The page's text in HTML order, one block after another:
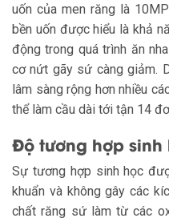
uốn của men răng là
bền uốn được hiểu là khả
động trong quá trình ăn
cơ nứt gãy sứ càng giảm.
lâm sàng rộng hơn nhiều
thể làm cầu dài tới tận 14
Độ tương hợp
Sự tương hợp sinh học
khuẩn và không gây các
chất răng sứ làm từ các